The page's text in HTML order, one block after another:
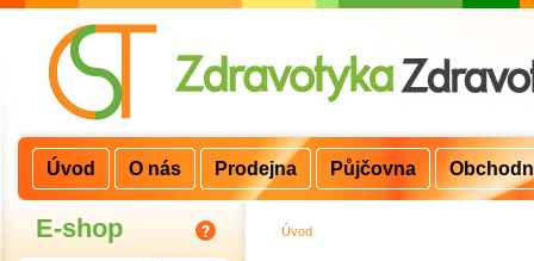
E-shop Úvod
Úvod O nás Prodejna Půjčovna